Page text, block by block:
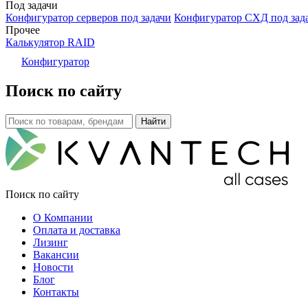
Под задачи
Конфигуратор серверов под задачи Конфигуратор СХД под
Прочее
Калькулятор RAID
Конфигуратор
Поиск по сайту
Поиск по сайту
О Компании
Оплата и доставка
Лизинг
Вакансии
Новости
Блог
Контакты